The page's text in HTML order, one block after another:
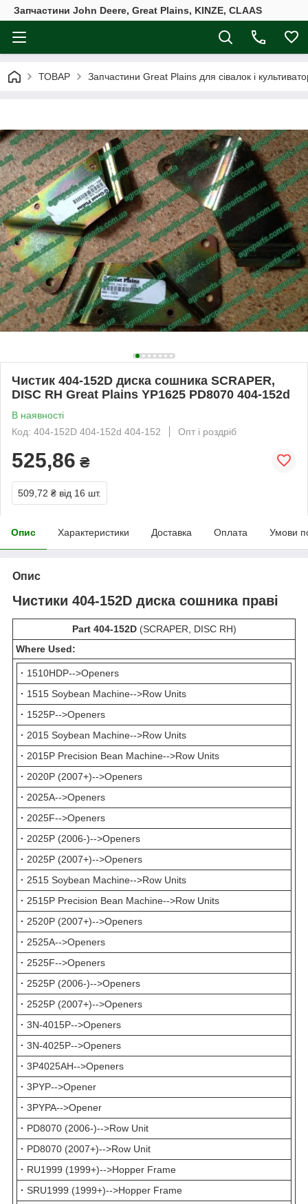
Запчастини John Deere, Great Plains, KINZE, CLAAS
ТОВАР Запчастини Great Plains для сівалок і
Чистик 404-152D диска сошника SCRAPER,
DISC RH Great Plains YP1625 PD8070 404-152d
В наявності
Код: 404-152D 404-152d 404-152
Опт і роздріб
525,86 ₴
509,72 ₴ від 16 шт.
Опис Характеристики Доставка Оплата Умови
Опис
Чистики 404-152D диска сошника праві
Part 404-152D(SCRAPER, DISC RH)
Where Used:
· 1510HDP-->Openers
· 1515 Soybean Machine-->Row Units
· 1525P-->Openers
· 2015 Soybean Machine-->Row Units
· 2015P Precision Bean Machine-->Row Units
· 2020P (2007+)-->Openers
· 2025A-->Openers
· 2025F-->Openers
· 2025P (2006-)-->Openers
· 2025P (2007+)-->Openers
· 2515 Soybean Machine-->Row Units
· 2515P Precision Bean Machine-->Row Units
· 2520P (2007+)-->Openers
· 2525A-->Openers
· 2525F-->Openers
· 2525P (2006-)-->Openers
· 2525P (2007+)-->Openers
· 3N-4015P-->Openers
· 3N-4025P-->Openers
· 3P4025AH-->Openers
· 3PYP-->Opener
· 3PYPA-->Opener
· PD8070 (2006-)-->Row Unit
· PD8070 (2007+)-->Row Unit
· RU1999 (1999+)-->Hopper Frame
· SRU1999 (1999+)-->Hopper Frame